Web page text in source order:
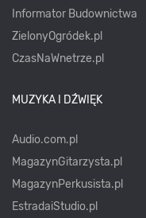
Informator Budownictwa
ZielonyOgródek.pl
CzasNaWnetrze.pl
MUZYKA I DŹWIĘK
Audio.com.pl
MagazynGitarzysta.pl
MagazynPerkusista.pl
EstradaiStudio.pl